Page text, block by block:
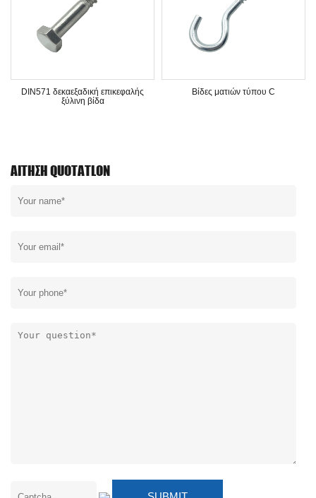
DIN571 δεκαεξαδική επικεφαλής
ξύλινη βίδα
Βίδες ματιών τύπου C
ΑΊΤΗΣΗ QUOTATLON